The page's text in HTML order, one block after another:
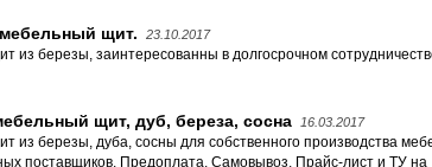
щит. 23.10.2017
из березы, заинтересованны в долгосрочном
щит, дуб, береза, сосна 16.03.2017
из березы, дуба, сосны для собственного производства
поставщиков. Предоплата. Самовывоз. Прайс-лист и ТУ на